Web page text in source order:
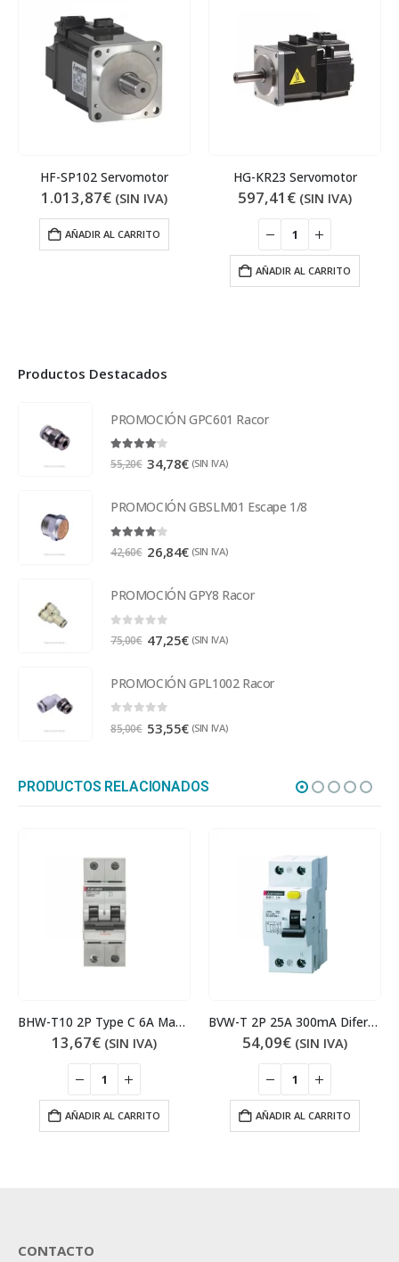
HF-SP102 Servomotor
1.013,87€ (SIN IVA)
AÑADIR AL CARRITO
HG-KR23 Servomotor
597,41 € (SIN IVA)
AÑADIR AL CARRITO
Productos Destacados
PROMOCIÓN GPC601 Racor
4.00out of 5
55,20€ 34,78€ (SIN IVA)
PROMOCIÓN GBSLM01 Escape 1/8
4.00out of 5
42,60€ 26,84€ (SIN IVA)
PROMOCIÓN GPY8 Racor
0out of 5
75,00€ 47,25€ (SIN IVA)
PROMOCIÓN GPL1002 Racor
0 out of 5
85,00€ 53,55€ (SIN IVA)
PRODUCTOS RELACIONADOS
BHW-T10 2P Type C 6A Magnetotérmico
13,67€ (SIN IVA)
AÑADIR AL CARRITO
BVW-T 2P 25A 300mA Diferencial
54,09€ (SIN IVA)
AÑADIR AL CARRITO
CONTACTO